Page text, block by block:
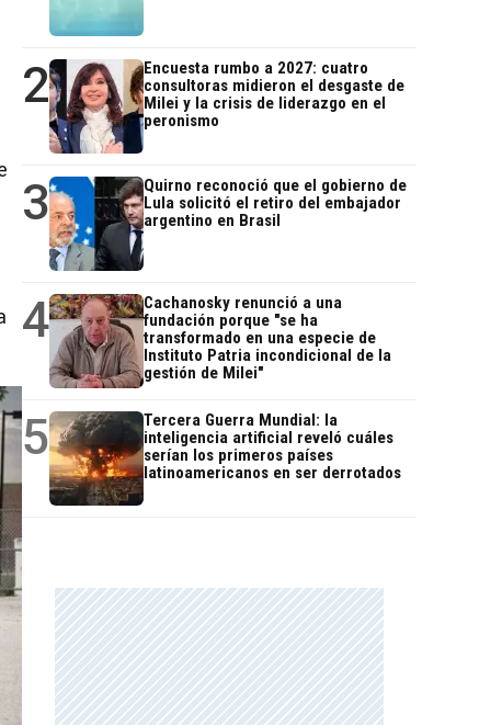
2
Encuesta rumbo a 2027: cuatro
consultoras midieron el desgaste de
Milei y la crisis de liderazgo en el
peronismo
3
Quirno reconoció que el gobierno de
Lula solicitó el retiro del embajador
argentino en Brasil
4
Cachanosky renunció a una
fundación porque "se ha
transformado en una especie de
Instituto Patria incondicional de la
gestión de Milei"
5
Tercera Guerra Mundial: la
inteligencia artificial reveló cuáles
serían los primeros países
latinoamericanos en ser derrotados